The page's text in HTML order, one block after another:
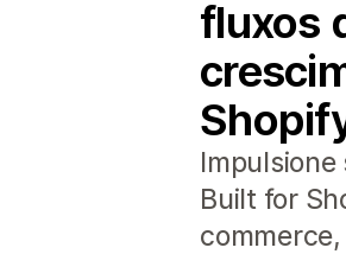
fluxos
Built for